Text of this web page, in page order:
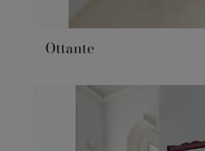
Ottante